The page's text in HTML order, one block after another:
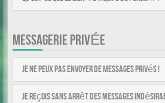
MESSAGERIE PRIVÉE
Je ne peux pas envoyer de messages privés !
Je reçois sans arrêt des messages